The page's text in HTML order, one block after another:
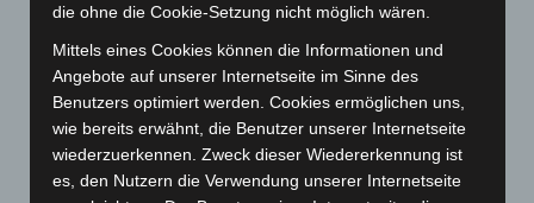
Blaulicht
Corona-News
Hannover und Region
5.039
Langenhagen und Ortsteile
3.252
Leserbriefe
die ohne die Cookie-Setzung nicht möglich wären.
Mittels eines Cookies können die Informationen und
Angebote auf unserer Internetseite im Sinne des
Benutzers optimiert werden. Cookies ermöglichen uns,
wie bereits erwähnt, die Benutzer unserer Internetseite
wiederzuerkennen. Zweck dieser Wiedererkennung ist
es, den Nutzern die Verwendung unserer Internetseite